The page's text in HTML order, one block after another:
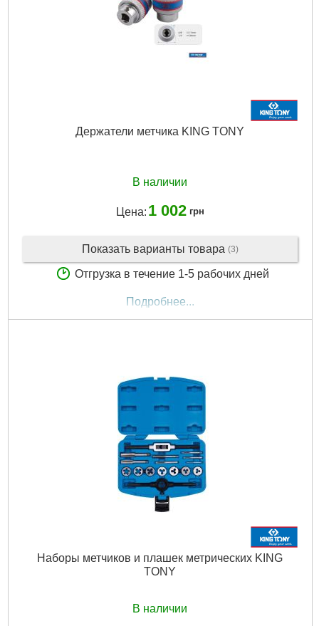
Держатели метчика KING TONY
В наличии
Цена: 1 002 грн
Показать варианты товара (3)
Отгрузка в течение 1-5 рабочих дней
Подробнее...
Наборы метчиков и плашек метрических KING
TONY
В наличии